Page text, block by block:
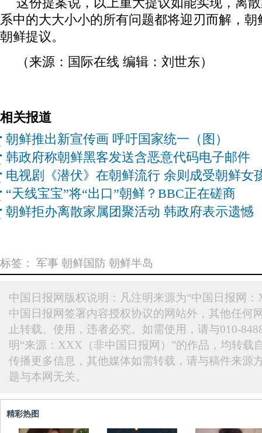
系中的大大小小的所有问题都将迎刃而解，
朝鲜提议。
（来源：国际在线 编辑：刘世东）
相关报道
朝鲜推出新宣传画 呼吁国家统一（图）
韩政府称朝鲜黑客发送含恶意代码电子邮件
电视剧《潜伏》在朝鲜流行 余则成受朝鲜女
“天线宝宝”将“出口”朝鲜？BBC正在磋商
朝鲜拒办离散家属团聚活动 韩政府表示遗憾
标签： 军事 朝鲜国防 朝鲜半岛
中国日报网版权说明：凡注明来源为“中国日报网
中国日报网签署内容授权协议的网站外，其他任何
止转载、使用，违者必究。如需使用，请与010-
明“来源：XXX（非中国日报网）”的作品，均转载
传播更多信息，其他媒体如需转载，请与稿件来源
题与本网无关。
精彩热图